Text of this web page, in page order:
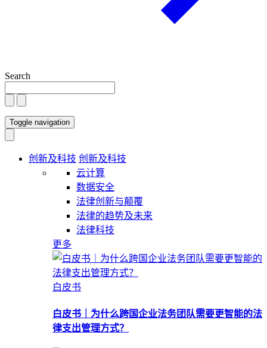
Search
Toggle navigation
创新及科技 创新及科技
云计算
数据安全
法律创新与颠覆
法律的趋势及未来
法律科技
更多
白皮书
白皮书｜为什么跨国企业法务团队需要更智能的法
律支出管理方式？